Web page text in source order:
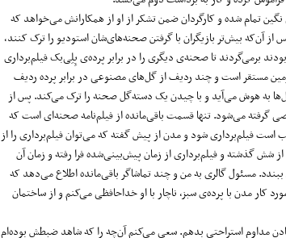
نگین تمام شده و کارگردان ضمن تشکر از او از همکارانش می‌خواهد که
آن‌که بیش‌تر بازیگران با گرفتن صحنه‌های‌شان استودیو را ترک کنند،
برمی‌گردند تا صحنه‌ی دیگری را در برابر پرده‌ی پِلِی‌بک فیلم‌برداری
مستقر است و چند ردیف از گل‌های مصنوعی در برابر پرده ردیف
به هوش می‌آید و با چیدن یک دسته‌گل صحنه را ترک می‌کند. پس از
می‌شود. تنها قسمت باقی‌مانده از فیلم‌نامه صحنه‌ای است که
است فیلم‌برداری شود و مدن از پیش گفته که می‌توان فیلم‌برداری را از
شش گذشته و فیلم‌برداری از زمان پیش‌بینی‌شده فرا رفته و زمان آن
مسئول گالری به من و چند تماشاگر باقی‌مانده اطلاع می‌دهد که
کار مدن با پرده‌ی سبز، ناچار با او خداحافظی می‌کنم و از ساختمان
مداوم استراحتی بدهم. سعی می‌کنم آن‌چه را که شاهد ضبطش بوده‌ام